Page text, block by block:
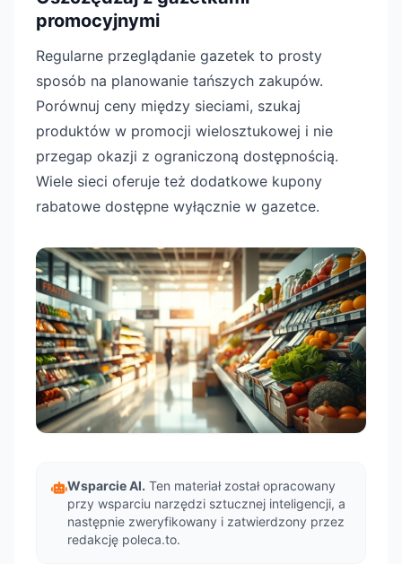
promocyjnymi
Regularne przeglądanie gazetek to prosty
sposób na planowanie tańszych zakupów.
Porównuj ceny między sieciami, szukaj
produktów w promocji wielosztukowej i nie
przegap okazji z ograniczoną dostępnością.
Wiele sieci oferuje też dodatkowe kupony
rabatowe dostępne wyłącznie w gazetce.
Wsparcie AI. Ten materiał został opracowany
przy wsparciu narzędzi sztucznej inteligencji, a
następnie zweryfikowany i zatwierdzony przez
redakcję poleca.to.